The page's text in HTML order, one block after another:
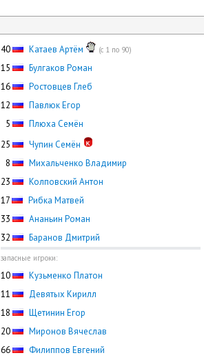
40 Катаев Артём (с 1 по 90)
15
Булгаков Роман
16
Ростовцев Глеб
12
Павлюк Егор
5
Плюха Семён
25
Чупин Семён
8
Михальченко Владимир
23
Колповский Антон
17
Рибка Матвей
33
Ананьин Роман
32
Баранов Дмитрий
запасные игроки:
10
Кузьменко Платон
11
Девятых Кирилл
18
Щетинин Егор
20
Миронов Вячеслав
66
Филиппов Евгений